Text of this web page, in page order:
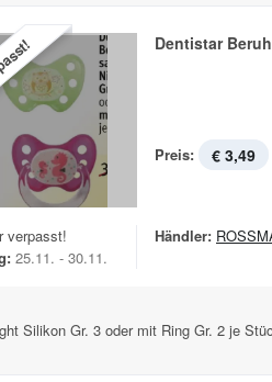
Dentistar
Preis: € 3,49
verpasst!
25.11. - 30.11.
Händler:
Silikon Gr. 3 oder mit Ring Gr. 2 je